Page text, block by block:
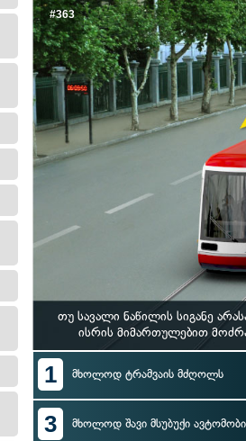
#363
თუ სავალი ნაწილის სიგანე
ისრის მიმართულებით
1 მხოლოდ ტრამვაის მძღოლს
3 მხოლოდ შავი მსუბუქი